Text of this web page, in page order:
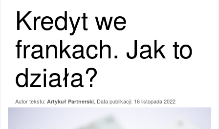
Kredyt we
frankach. Jak to
działa?
Autor tekstu: Artykuł Partnerski , Data publikacji: 16 listopada 2022